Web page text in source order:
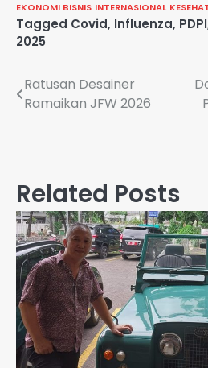
EKONOMI BISNIS INTERNASIONAL
Tagged Covid, Influenza, PDPI
2025
Navigasi
Ratusan Desainer
Ramaikan JFW 2026
Related Posts